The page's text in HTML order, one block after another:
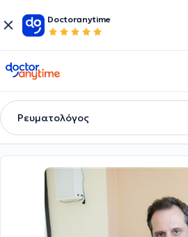
Doctoranytime
doctoranytime
Ρευματολόγος